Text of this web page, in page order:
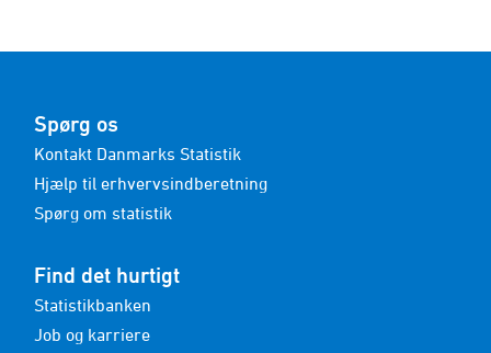
Spørg os
Kontakt Danmarks Statistik
Hjælp til erhvervsindberetning
Spørg om statistik
Find det hurtigt
Statistikbanken
Job og karriere